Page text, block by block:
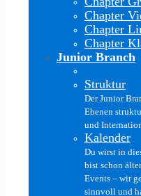
Chapter
Chapter
Chapter
Junior Branch
Struktur
Der Junior
Ebenen
und
Kalender
Du wirst in
bist schon
Events – wir
sinnvoll und